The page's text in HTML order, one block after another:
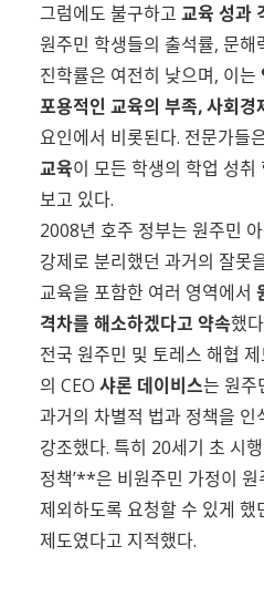
그럼에도 불구하고 교육 성과
원주민 학생들의 출석률, 문해
진학률은 여전히 낮으며, 이는
포용적인 교육의 부족, 사회경
요인에서 비롯된다. 전문가들
교육이 모든 학생의 학업 성
보고 있다.
2008년 호주 정부는 원주민
강제로 분리했던 과거의 잘못
교육을 포함한 여러 영역에서
격차를 해소하겠다고 약속했
전국 원주민 및 토레스 해협
의 CEO 샤론 데이비스는 원주
과거의 차별적 법과 정책을 인
강조했다. 특히 20세기 초 시
정책’**은 비원주민 가정이
제외하도록 요청할 수 있게 했
제도였다고 지적했다.